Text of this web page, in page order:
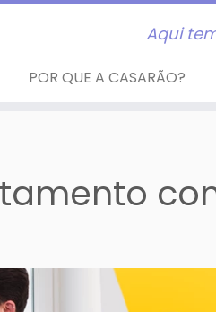
Aqui
POR QUE A CASARÃO?